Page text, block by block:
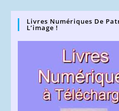
Livres Numériques De
L’image !